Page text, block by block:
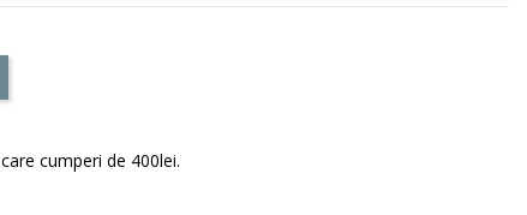
cumperi de 400lei.